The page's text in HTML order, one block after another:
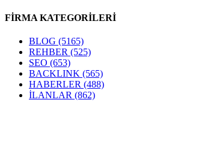
FİRMA KATEGORİLERİ
BLOG (5165)
REHBER (525)
SEO (653)
BACKLINK (565)
HABERLER (488)
İLANLAR (862)